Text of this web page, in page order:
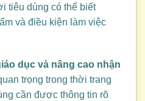
tiêu dùng có thể biết
và điều kiện làm việc
dục và nâng cao nhận
trọng trong thời trang
cần được thông tin rõ